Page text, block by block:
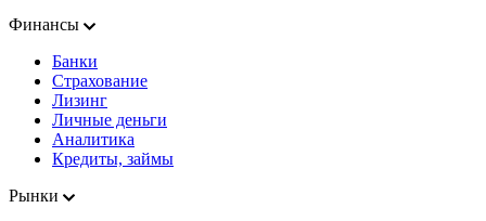
Финансы
Банки
Страхование
Лизинг
Личные деньги
Аналитика
Кредиты, займы
Рынки